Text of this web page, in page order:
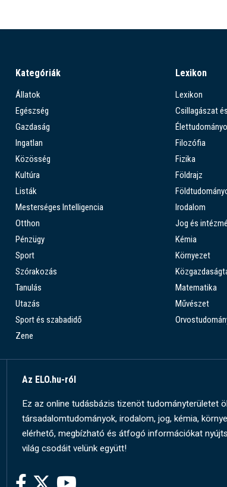
Kategóriák
Állatok
Egészség
Gazdaság
Ingatlan
Közösség
Kultúra
Listák
Mesterséges Intelligencia
Otthon
Pénzügy
Sport
Szórakozás
Tanulás
Utazás
Sport és szabadidő
Zene
Lexikon
Lexikon
Csillagászat
Filozófia
Fizika
Földrajz
Irodalom
Jog és
Kémia
Környezet
Matematika
Művészet
Az ELO.hu-ról
Ez az online tudásbázis tizenöt tudományterületet
társadalomtudományok, irodalom, jog, kémia,
elérhető, megbízható és átfogó információkat
világ csodáit velünk együtt!